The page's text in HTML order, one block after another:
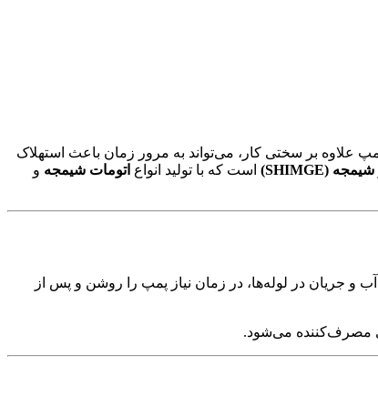
بر سختی کار، می‌تواند به مرور زمان باعث استهلاک
شیمجه (SHIMGE) است که با تولید انواع اتومات شیمجه و
جریان در لوله‌ها، در زمان نیاز پمپ را روشن و پس از
مصرف‌کننده می‌شود.